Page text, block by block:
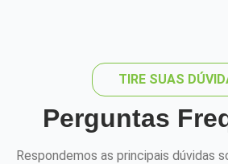
TIRE SUAS
Perguntas
Respondemos as principais dúvidas